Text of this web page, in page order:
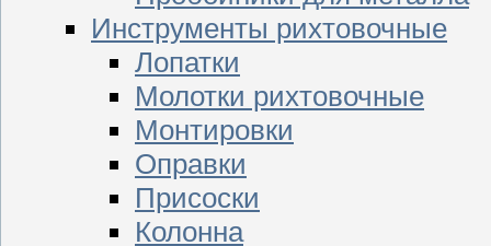
Инструменты рихтовочные
Лопатки
Молотки рихтовочные
Монтировки
Оправки
Присоски
Колонна